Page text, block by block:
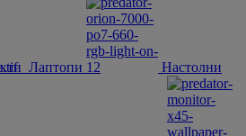
Лаптопи Настолни